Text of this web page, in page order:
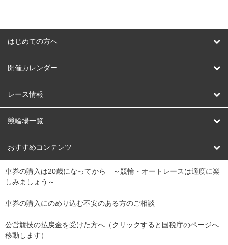
はじめての方へ
はじめての方へ
開催カレンダー
競輪
オートレース
競輪くじ
Dokanto!
チャリロトプラザ
レース情報
レース予想
レース結果
キャリーオーバー一覧
競輪場一覧
北日本 函館競輪場
関
東
弥彦競輪場 前橋競輪場 取手競輪場 宇都宮競輪場
関
東
小田原競輪場
おすすめコンテンツ
競輪選手情報
Perfecta Navi
netkeirin
車券の購入は20歳になってから ～競輪・オートレースは適度に楽
しみましょう～
車券の購入にのめり込む不安のある方のご相談
公営競技の払戻金を受けた方へ（クリックすると国税庁のページへ
移動します）